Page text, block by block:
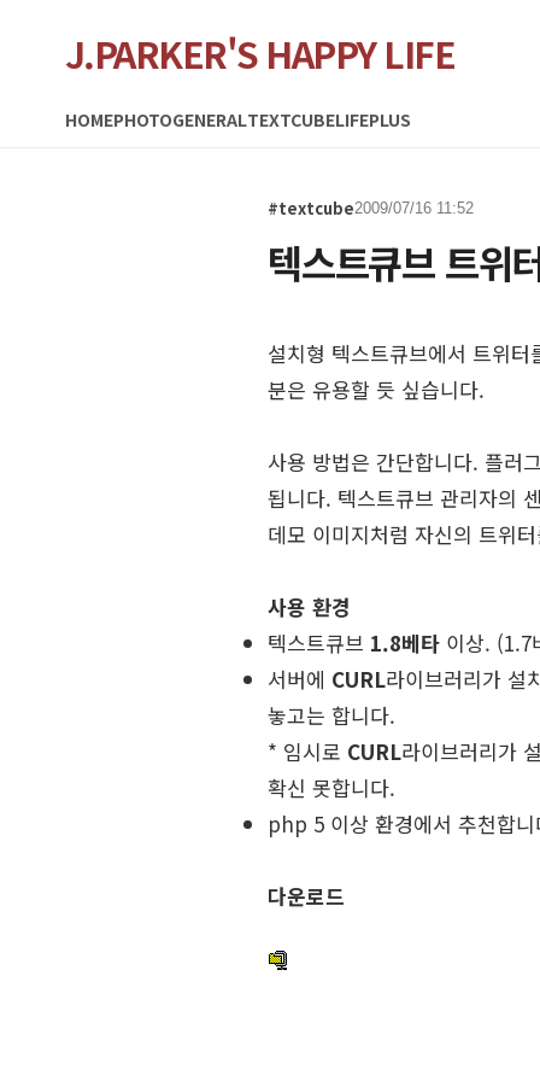
J.PARKER'S HAPPY LIFE
HOMEPHOTOGENERALTEXTCUBELIFEPLUS
#textcube2009/07/16 11:52
텍스트큐브 트위
설치형 텍스트큐브에서 트위
분은 유용할 듯 싶습니다.
사용 방법은 간단합니다. 플러
됩니다. 텍스트큐브 관리자의
데모 이미지처럼 자신의 트위
사용 환경
텍스트큐브 1.8베타 이상. (1.7
서버에 CURL라이브러리가 설
놓고는 합니다.
* 임시로 CURL라이브러리가
확신 못합니다.
php 5 이상 환경에서 추천합
다운로드